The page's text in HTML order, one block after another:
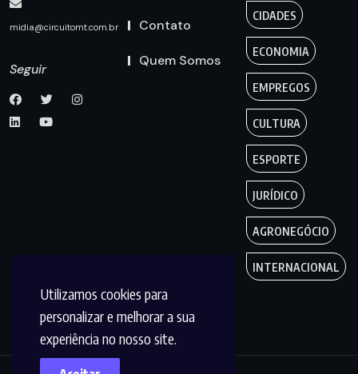
Utilizamos cookies para
personalizar e melhorar a sua
experiência no nosso site.
midia@circuitomt.com.br
Seguir
Contato
Quem Somos
CIDADES
ECONOMIA
EMPREGOS
CULTURA
ESPORTE
JURÍDICO
AGRONEGÓCIO
INTERNACIONAL